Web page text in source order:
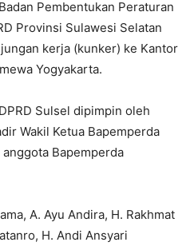
Pembentukan Peraturan
Provinsi Sulawesi Selatan
kerja (kunker) ke Kantor
Yogyakarta.
Sulsel dipimpin oleh
Wakil Ketua Bapemperda
Bapemperda
A. Ayu Andira, H. Rakhmat
H. Andi Ansyari